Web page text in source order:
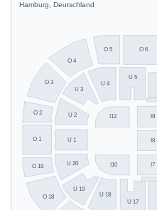
O 19
O 18
O 6
O 5
O 4
O 3
O 2
O 1
U 20
U 19
U 18
U 17
U 5
U 4
U 3
U 2
U 1
I7
I8
I9
I10
I12
Hamburg, Deutschland